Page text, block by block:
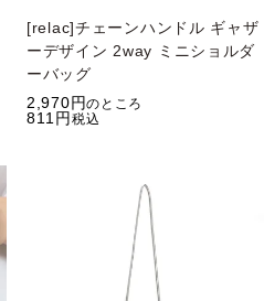
[relac]チェーンハンドル ギャザ
ーデザイン 2way ミニショルダ
ーバッグ
2,970
のところ
811 税込